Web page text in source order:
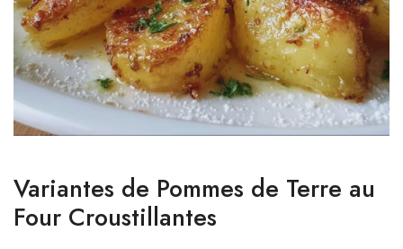
Variantes de Pommes de Terre au
Four Croustillantes